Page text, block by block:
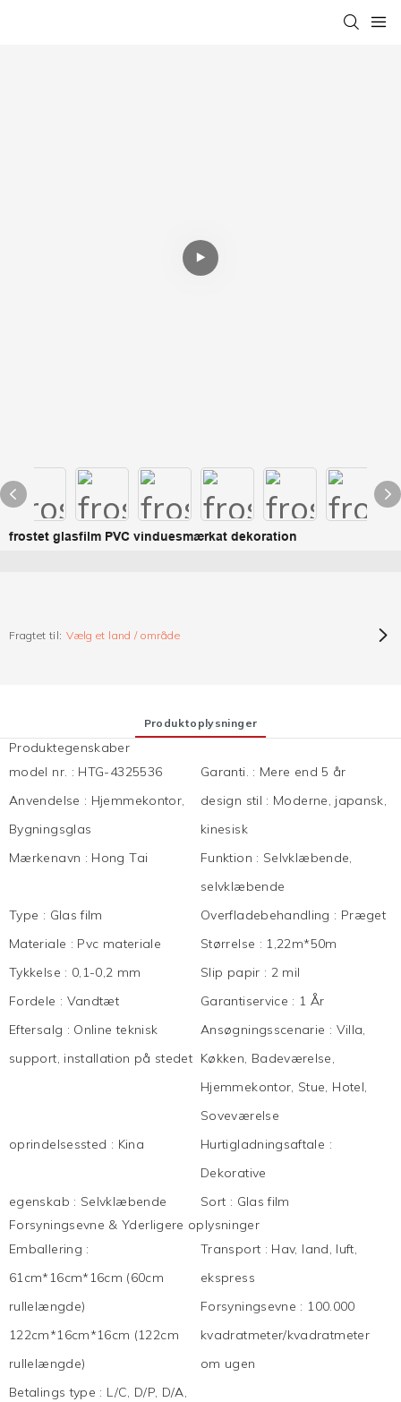
frostet glasfilm PVC vinduesmærkat dekoration
Fragtet til: Vælg et land / område
Produktoplysninger
Produktegenskaber
model nr. : HTG-4325536 Garanti. : Mere end 5 år
Anvendelse : Hjemmekontor,
Bygningsglas
design stil : Moderne, japansk,
kinesisk
Mærkenavn : Hong Tai Funktion : Selvklæbende,
selvklæbende
Type : Glas film Overfladebehandling : Præget
Materiale : Pvc materiale Størrelse : 1,22m*50m
Tykkelse : 0,1-0,2 mm Slip papir : 2 mil
Fordele : Vandtæt Garantiservice : 1 År
Eftersalg : Online teknisk
support, installation på stedet
Ansøgningsscenarie : Villa,
Køkken, Badeværelse,
Hjemmekontor, Stue, Hotel,
Soveværelse
oprindelsessted : Kina Hurtigladningsaftale :
Dekorative
egenskab : Selvklæbende Sort : Glas film
Forsyningsevne & Yderligere oplysninger
Emballering :
61cm*16cm*16cm (60cm
rullelængde)
122cm*16cm*16cm (122cm
rullelængde)
Transport : Hav, land, luft,
ekspress
Forsyningsevne : 100.000
kvadratmeter/kvadratmeter
om ugen
Betalings type : L/C, D/P, D/A,